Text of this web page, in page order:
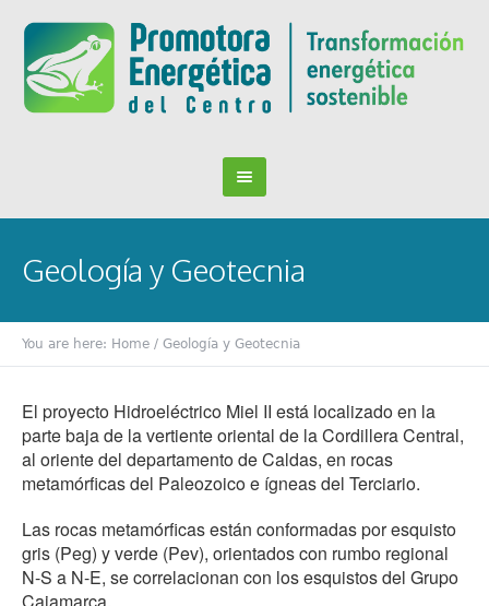
Geología y Geotecnia
You are here: Home / Geología y Geotecnia
El proyecto Hidroeléctrico Miel II está localizado en la
parte baja de la vertiente oriental de la Cordillera Central,
al oriente del departamento de Caldas, en rocas
metamórficas del Paleozoico e ígneas del Terciario.
Las rocas metamórficas están conformadas por esquisto
gris (Peg) y verde (Pev), orientados con rumbo regional
N-S a N-E, se correlacionan con los esquistos del Grupo